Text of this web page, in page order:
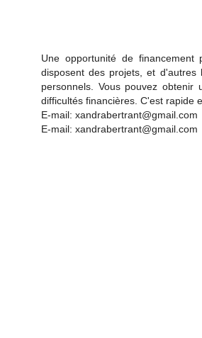
Une opportunité de financement
disposent des projets, et d'autres
personnels. Vous pouvez obtenir
difficultés financières. C'est rapide
E-mail: xandrabertrant@gmail.com
E-mail: xandrabertrant@gmail.com